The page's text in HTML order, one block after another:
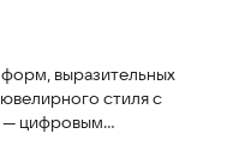
выразительных
стиля с
— цифровым